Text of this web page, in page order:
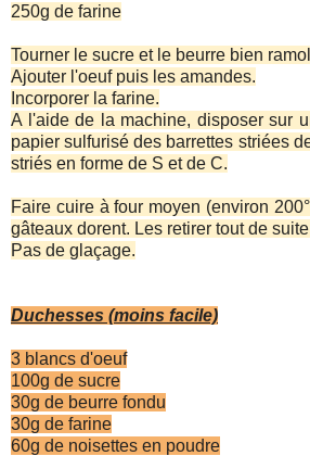
250g de farine
Tourner le sucre et le beurre bien
Ajouter l'oeuf puis les amandes.
Incorporer la farine.
A l'aide de la machine, disposer sur
papier sulfurisé des barrettes striées
striés en forme de S et de C.
Faire cuire à four moyen (environ
gâteaux dorent. Les retirer tout de
Pas de glaçage.
Duchesses (moins facile)
3 blancs d'oeuf
100g de sucre
30g de beurre fondu
30g de farine
60g de noisettes en poudre